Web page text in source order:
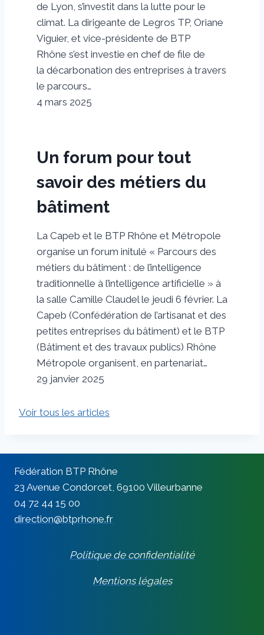
de Lyon, s’investit dans la lutte pour le
climat. La dirigeante de Legros TP, Oriane
Viguier, et vice-présidente de BTP
Rhône s’est investie en chef de file de
la décarbonation des entreprises à travers
le parcours…
4 mars 2025
Un forum pour tout
savoir des métiers du
bâtiment
La Capeb et le BTP Rhône et Métropole
organise un forum initulé « Parcours des
métiers du bâtiment : de l’intelligence
traditionnelle à l’intelligence artificielle » à
la salle Camille Claudel le jeudi 6 février. La
Capeb (Confédération de l’artisanat et des
petites entreprises du bâtiment) et le BTP
(Bâtiment et des travaux publics) Rhône
Métropole organisent, en partenariat…
29 janvier 2025
Voir tous les articles
Fédération BTP Rhône
23 Avenue Condorcet, 69100 Villeurbanne
04 72 44 15 00
direction@btprhone.fr
Politique de confidentialité
Mentions légales